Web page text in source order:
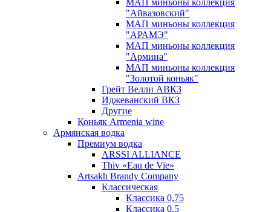
МАП миньоны коллекция
"Айвазовский"
МАП миньоны коллекция
"АРАМЭ"
МАП миньоны коллекция
"Армина"
МАП миньоны коллекция
"Золотой коньяк"
Грейт Велли АВКЗ
Иджеванский ВКЗ
Другие
Коньяк Armenia wine
Армянская водка
Премиум водка
ARSSI ALLIANCE
Thiv «Eau de Vie»
Artsakh Brandy Company
Классическая
Классика 0,75
Классика 0,5